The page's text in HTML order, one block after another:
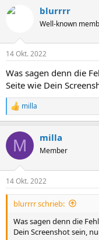
blurrrr
Well-known
14 Okt. 2022
Was sagen denn die
Seite wie Dein
R
e
k
i
e
n
milla
M milla
Member
14 Okt. 2022
blurrrr schrieb:
Was sagen denn die
Dein Screenshot sein,